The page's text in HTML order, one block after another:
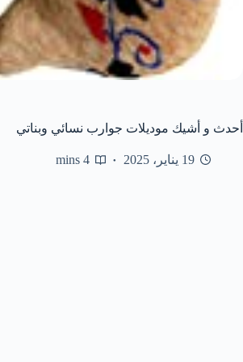
أحدث و أشيك موديلات جوارب نسائي وبناتي
19 يناير، 2025 4 mins